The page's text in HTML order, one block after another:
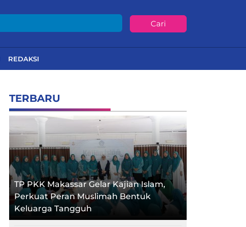
Cari
REDAKSI
TERBARU
TP PKK Makassar Gelar Kajian Islam,
Perkuat Peran Muslimah Bentuk
Keluarga Tangguh